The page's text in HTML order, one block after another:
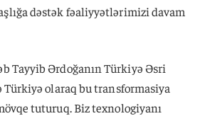
dəstək fəaliyyətlərimizi davam
Tayyib Ərdoğanın Türkiyə Əsri
Türkiyə olaraq bu transformasiya
tuturuq. Biz texnologiyanı